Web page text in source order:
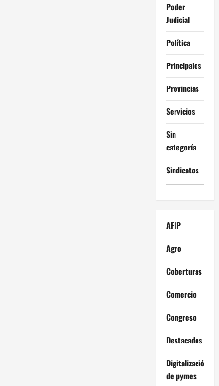
Poder
Judicial
Política
Principales
Provincias
Servicios
Sin
categoría
Sindicatos
AFIP
Agro
Coberturas
Comercio
Congreso
Destacados
Digitalización
de pymes